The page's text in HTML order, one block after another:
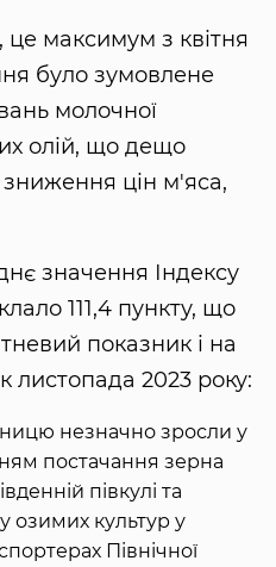
це максимум з квітня
було зумовлене
молочної
олій, що дещо
цін м'яса,
значення Індексу
111,4 пункту, що
показник і на
листопада 2023 року:
незначно зросли у
постачання зерна
півкулі та
озимих культур у
Північної